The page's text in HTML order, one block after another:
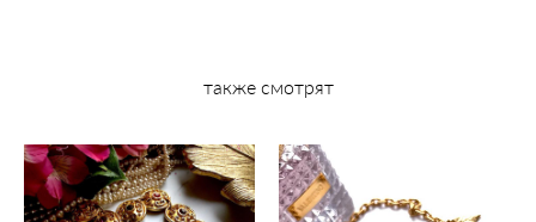
также смотрят